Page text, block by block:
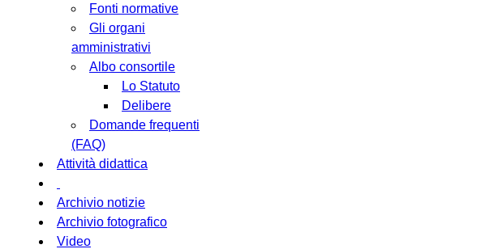
Fonti normative
Gli organi
amministrativi
Albo consortile
Lo Statuto
Delibere
Domande frequenti
(FAQ)
Attività didattica
Archivio notizie
Archivio fotografico
Video